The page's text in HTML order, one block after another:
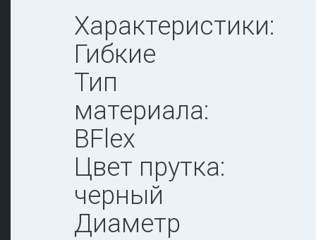
Характеристики:
Гибкие
Тип
материала:
BFlex
Цвет прутка:
черный
Диаметр